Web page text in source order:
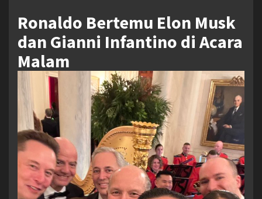
Ronaldo Bertemu Elon Musk
dan Gianni Infantino di Acara
Malam